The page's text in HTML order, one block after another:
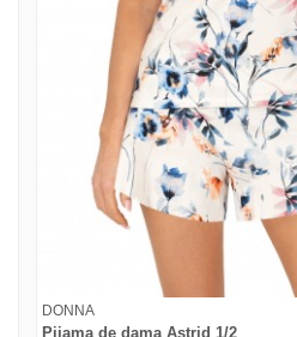
DONNA
Pijama de dama Astrid 1/2